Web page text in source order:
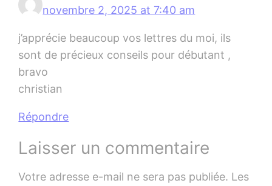
novembre 2, 2025 at 7:40 am
j’apprécie beaucoup vos lettres du moi, ils
sont de précieux conseils pour débutant ,
bravo
christian
Répondre
Laisser un commentaire
Votre adresse e-mail ne sera pas publiée. Les